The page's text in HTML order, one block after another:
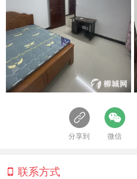
分享到 微信
联系方式